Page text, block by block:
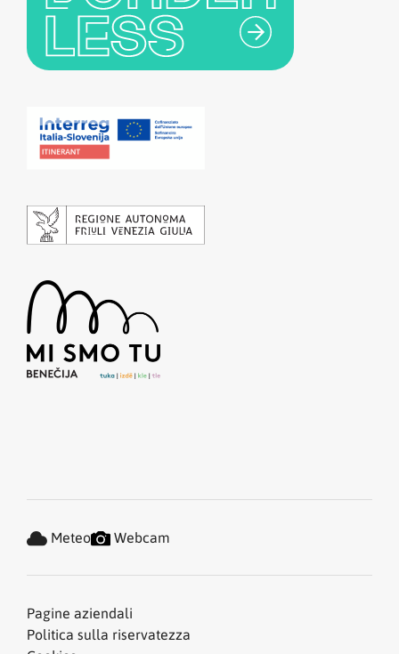
Pagine aziendali
Politica sulla riservatezza
Meteo Webcam